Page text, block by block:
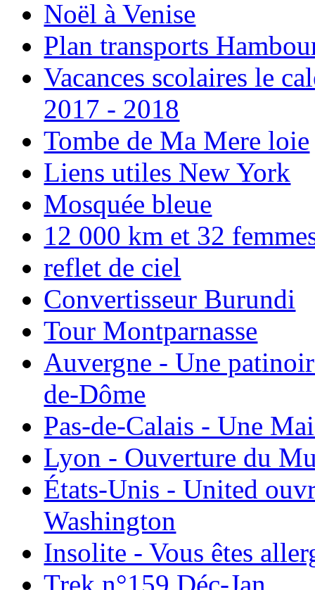
Noël à Venise
Plan transports
Vacances scolaires le
2017 - 2018
Tombe de Ma Mere loie
Liens utiles New York
Mosquée bleue
12 000 km et 32
reflet de ciel
Convertisseur Burundi
Tour Montparnasse
Auvergne - Une
de-Dôme
Pas-de-Calais - Une
Lyon - Ouverture du
États-Unis - United
Washington
Insolite - Vous êtes
Trek n°159 Déc-Jan